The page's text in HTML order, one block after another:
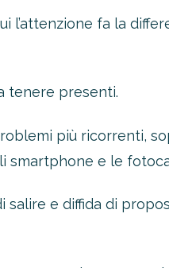
l’attenzione fa la
tenere presenti.
più ricorrenti,
smartphone e le
salire e diffida di